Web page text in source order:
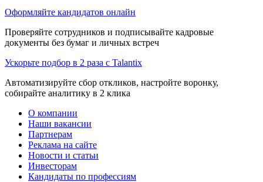
Оформляйте кандидатов онлайн
Проверяйте сотрудников и подписывайте кадровые
документы без бумаг и личных встреч
Ускорьте подбор в 2 раза с Talantix
Автоматизируйте сбор откликов, настройте воронку,
собирайте аналитику в 2 клика
О компании
Наши вакансии
Партнерам
Реклама на сайте
Новости и статьи
Инвесторам
Кандидаты по профессиям